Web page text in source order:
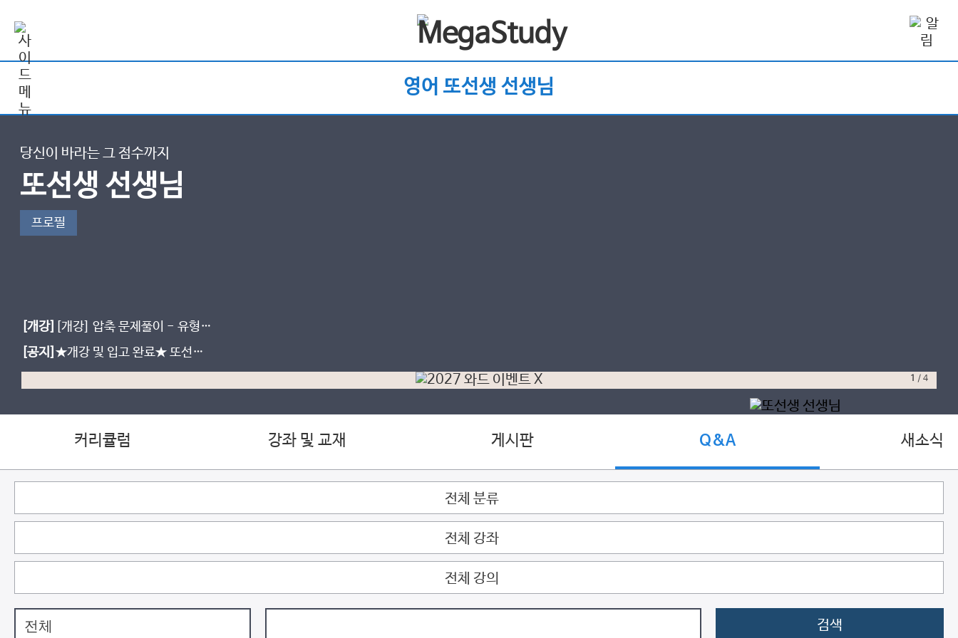
영어 또선생 선생님
당신이 바라는 그 점수까지
또선생 선생님
프로필
[개강]
[개강] 압축 문제풀이 - 유형별
문제풀이의 압축판
[공지] ★개강 및 입고 완료★ 또선생
1 /4
커리큘럼 강좌 및 교재 게시판 Q&A 새소식
전체 분류
전체 강좌
전체 강의
검색